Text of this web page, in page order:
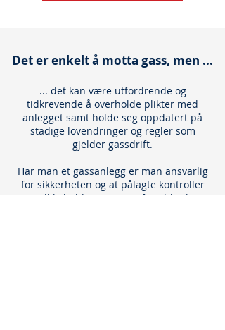
Det er enkelt å motta gass, men ...
... det kan være utfordrende og
tidkrevende å overholde plikter med
anlegget samt holde seg oppdatert på
stadige lovendringer og regler som
gjelder gassdrift.
Har man et gassanlegg er man ansvarlig
for sikkerheten og at pålagte kontroller
og vedlikehold er gjennomført ihht. lover